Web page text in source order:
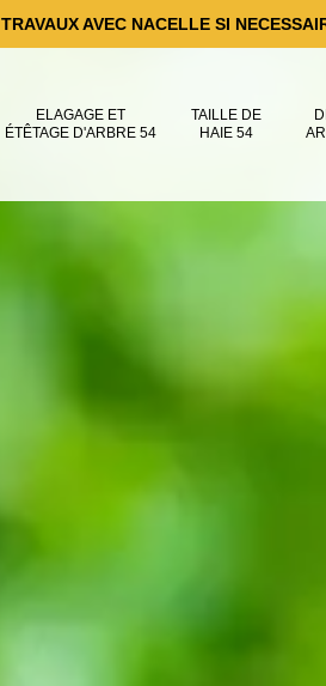
TRAVAUX AVEC NACELLE SI
ELAGAGE ET
ÉTÊTAGE D'ARBRE 54
TAILLE DE
HAIE 54